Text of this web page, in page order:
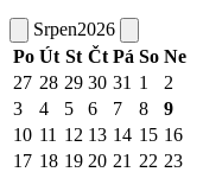
Srpen2026
Po Út St Čt Pá So Ne
27 28 29 30 31 1
2
3
4 5 6 7 8
9
10 11 12 13 14 15 16
17 18 19 20 21 22 23